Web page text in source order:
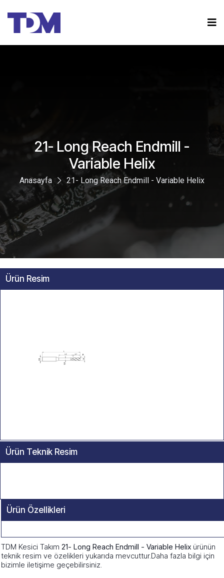
21- Long Reach Endmill -
Variable Helix
Anasayfa 21- Long Reach Endmill - Variable Helix
Ürün Resim
Ürün Teknik Resim
Ürün Özellikleri
TDM Kesici Takım 21- Long Reach Endmill - Variable Helix ürünün
teknik resim ve özelikleri yukarıda mevcuttur.Daha fazla bilgi için
bizimle iletişime geçebilirsiniz.